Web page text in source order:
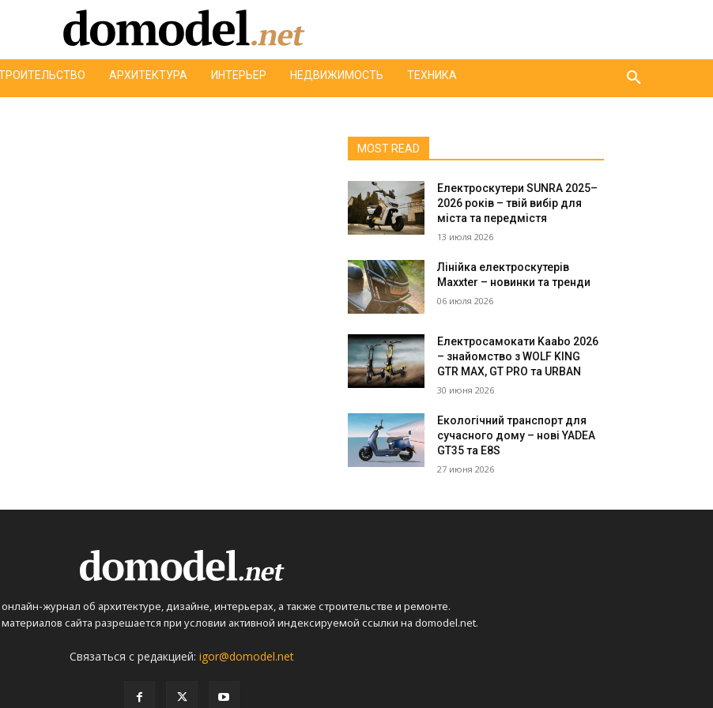
АРХИТЕКТУРА ИНТЕРЬЕР НЕДВИЖИМОСТЬ ТЕХНИКА
MOST READ
Електроскутери SUNRA 2025–
2026 років – твій вибір для
міста та передмістя
13 июля 2026
Лінійка електроскутерів
Maxxter – новинки та тренди
06 июля 2026
Електросамокати Kaabo 2026
– знайомство з WOLF KING
GTR MAX, GT PRO та URBAN
30 июня 2026
Екологічний транспорт для
сучасного дому – нові YADEA
GT35 та E8S
27 июня 2026
журнал об архитектуре, дизайне, интерьерах, а также строительстве и ремонте.
сайта разрешается при условии активной индексируемой ссылки на domodel.net.
Связаться с редакцией: igor@domodel.net